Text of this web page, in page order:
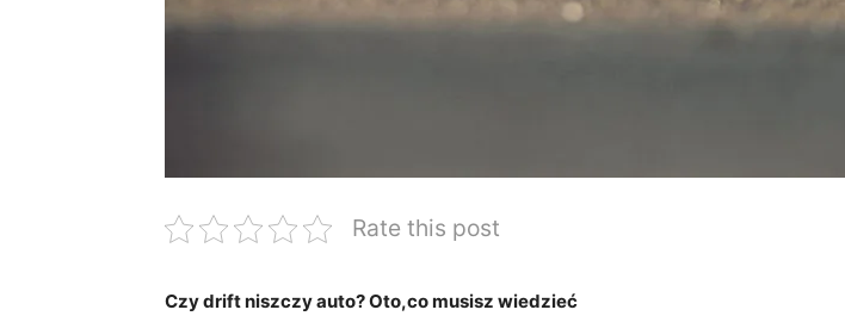
Rate this post
Czy drift⁢ niszczy auto?⁤ Oto,co musisz ‍wiedzieć